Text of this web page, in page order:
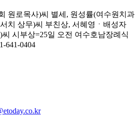
원로목사)씨 별세, 원성률(여수원치과
치 상무)씨 부친상, 서혜영ㆍ배성자
시부상=25일 오전 여수호남장례식
641-0404